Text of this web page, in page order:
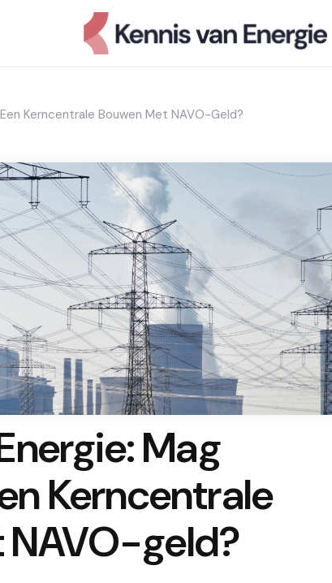
Kerncentrale Bouwen Met NAVO-Geld?
Mag
Kerncentrale
NAVO-geld?